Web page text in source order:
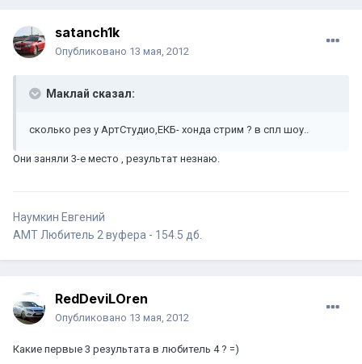
satanch1k
Опубликовано 13 мая, 2012
Маклай сказал:
сколько рез у АртСтудио,ЕКБ- хонда стрим ? в спл шоу..
Они заняли 3-е место , результат незнаю.
Наумкин Евгений
АМТ Любитель 2 вуфера - 154.5 дб.
RedDeviLOren
Опубликовано 13 мая, 2012
Какие первые 3 результата в любитель 4 ? =)